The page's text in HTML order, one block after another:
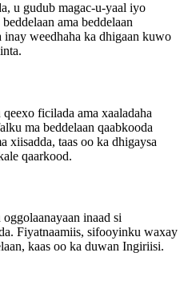
u gudub magac-u-yaal iyo
ama beddelaan
weedhaha ka dhigaan kuwo
ficilada ama xaaladaha
ma beddelaan qaabkooda
xiisadda, taas oo ka dhigaysa
qaarkood.
inaad si
Fiyatnaamiis, sifooyinku waxay
kaas oo ka duwan Ingiriisi.